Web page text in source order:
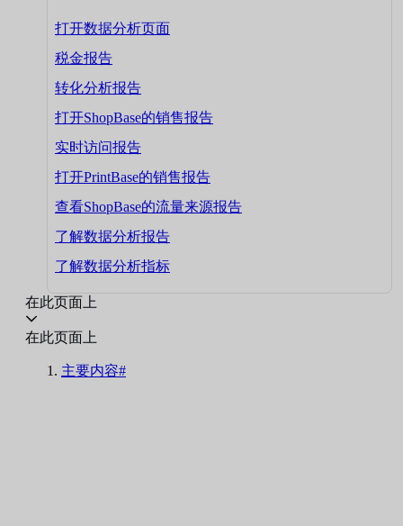
打开数据分析页面
税金报告
转化分析报告
打开ShopBase的销售报告
实时访问报告
打开PrintBase的销售报告
查看ShopBase的流量来源报告
了解数据分析报告
了解数据分析指标
在此页面上
在此页面上
主要内容#